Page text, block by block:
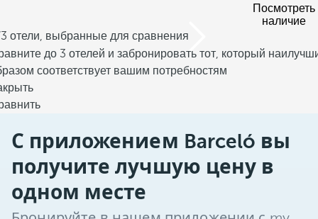
Посмотреть
наличие
отели, выбранные для сравнения
до 3 отелей и забронировать тот, который
соответствует вашим потребностям
С приложением Barceló вы
получите лучшую цену в
одном месте